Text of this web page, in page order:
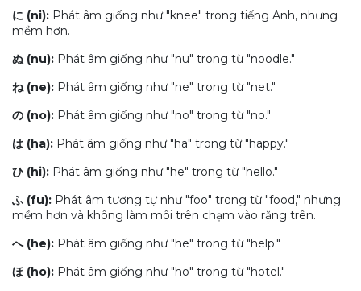
に (ni): Phát âm giống như "knee" trong tiếng Anh, nhưng
mềm hơn.
ぬ (nu): Phát âm giống như "nu" trong từ "noodle."
ね (ne): Phát âm giống như "ne" trong từ "net."
の (no): Phát âm giống như "no" trong từ "no."
は (ha): Phát âm giống như "ha" trong từ "happy."
ひ (hi): Phát âm giống như "he" trong từ "hello."
ふ (fu): Phát âm tương tự như "foo" trong từ "food," nhưng
mềm hơn và không làm môi trên chạm vào răng trên.
へ (he): Phát âm giống như "he" trong từ "help."
ほ (ho): Phát âm giống như "ho" trong từ "hotel."